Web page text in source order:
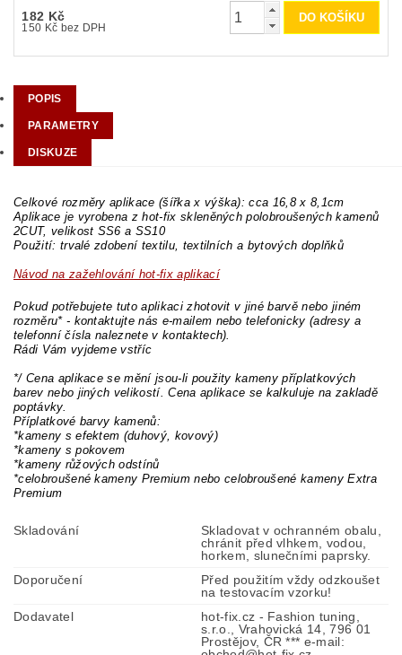
182 Kč
150 Kč bez DPH
POPIS
PARAMETRY
DISKUZE
Celkové rozměry aplikace (šířka x výška): cca 16,8 x 8,1cm
Aplikace je vyrobena z hot-fix skleněných polobroušených kamenů
2CUT, velikost SS6 a SS10
Použití: trvalé zdobení textilu, textilních a bytových doplňků
Návod na zažehlování hot-fix aplikací
Pokud potřebujete tuto aplikaci zhotovit v jiné barvě nebo jiném
rozměru* - kontaktujte nás e-mailem nebo telefonicky (adresy a
telefonní čísla naleznete v kontaktech).
Rádi Vám vyjdeme vstříc
*/ Cena aplikace se mění jsou-li použity kameny příplatkových
barev nebo jiných velikostí. Cena aplikace se kalkuluje na zakladě
poptávky.
Příplatkové barvy kamenů:
*kameny s efektem (duhový, kovový)
*kameny s pokovem
*kameny růžových odstínů
*celobroušené kameny Premium nebo celobroušené kameny Extra
Premium
Skladování
Skladovat v ochranném obalu,
chránit před vlhkem, vodou,
horkem, slunečními paprsky.
Doporučení
Před použitím vždy odzkoušet
na testovacím vzorku!
Dodavatel
hot-fix.cz - Fashion tuning,
s.r.o., Vrahovická 14, 796 01
Prostějov, ČR *** e-mail: